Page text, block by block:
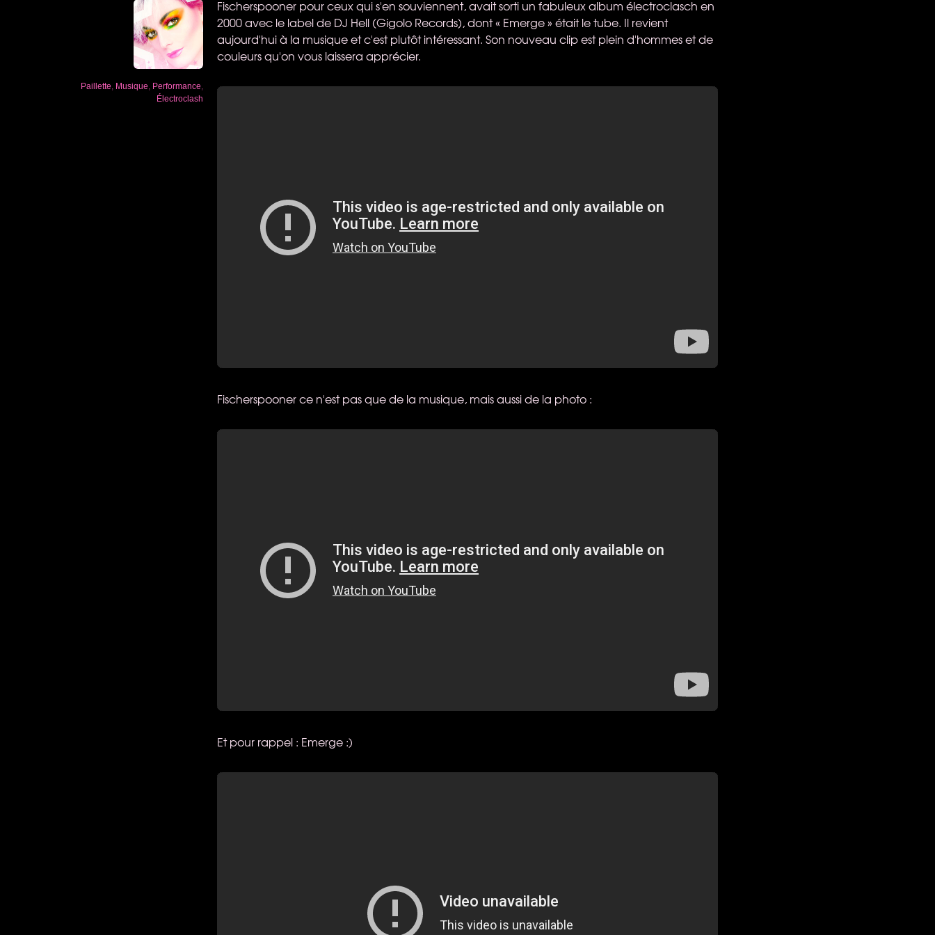
Paillette Musique Performance
Électroclash
Fischerspooner pour ceux qui s'en souviennent, avait sorti un fabuleux album électroclasch en
2000 avec le label de DJ Hell (Gigolo Records), dont « Emerge » était le tube. Il revient
aujourd'hui à la musique et c'est plutôt intéressant. Son nouveau clip est plein d'hommes et de
couleurs qu'on vous laissera apprécier.
Fischerspooner ce n'est pas que de la musique, mais aussi de la photo :
Et pour rappel : Emerge :)